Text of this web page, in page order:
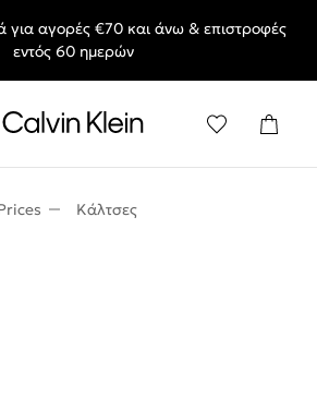
Αγαπημένα styles, στις τιμές που θες.
για αγορές €70 και άνω & επιστροφές
εντός 60 ημερών
Κάλτσες